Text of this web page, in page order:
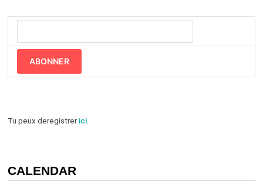
ABONNER
Tu peux deregistrerici.
CALENDAR